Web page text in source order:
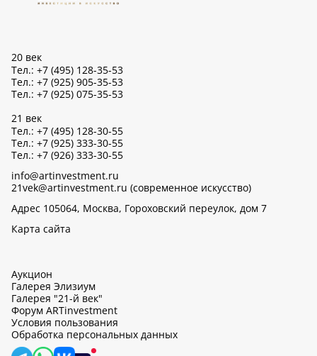
20 век
Тел.: +7 (495) 128-35-53
Тел.: +7 (925) 905-35-53
Тел.: +7 (925) 075-35-53
21 век
Тел.: +7 (495) 128-30-55
Тел.: +7 (925) 333-30-55
Тел.: +7 (926) 333-30-55
info@artinvestment.ru
21vek@artinvestment.ru (современное искусство)
Адрес 105064, Москва, Гороховский переулок, дом 7
Карта сайта
Аукцион
Галерея Элизиум
Галерея "21-й век"
Форум ARTinvestment
Условия пользования
Обработка персональных данных